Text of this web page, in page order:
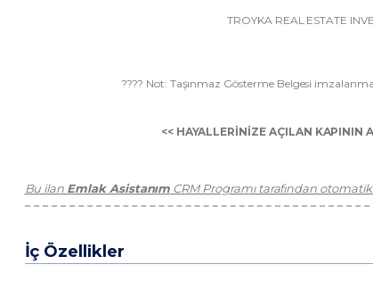
TROYKA REAL ESTATE
???? Not: Taşınmaz Gösterme Belgesi
<< HAYALLERİNİZE AÇILAN KAPININ
Bu ilan Emlak Asistanım CRM Programı tarafından
İç Özellikler